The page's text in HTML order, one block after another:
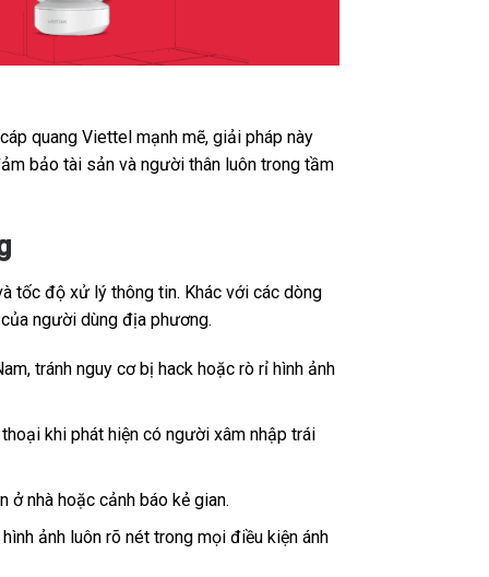
quang Viettel mạnh mẽ, giải pháp này
bảo tài sản và người thân luôn trong tầm
tốc độ xử lý thông tin. Khác với các dòng
người dùng địa phương.
tránh nguy cơ bị hack hoặc rò rỉ hình ảnh
khi phát hiện có người xâm nhập trái
nhà hoặc cảnh báo kẻ gian.
ảnh luôn rõ nét trong mọi điều kiện ánh